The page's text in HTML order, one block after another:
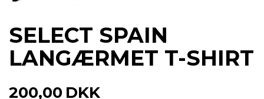
SELECT SPAIN
LANGÆRMET T-SHIRT
200,00 DKK